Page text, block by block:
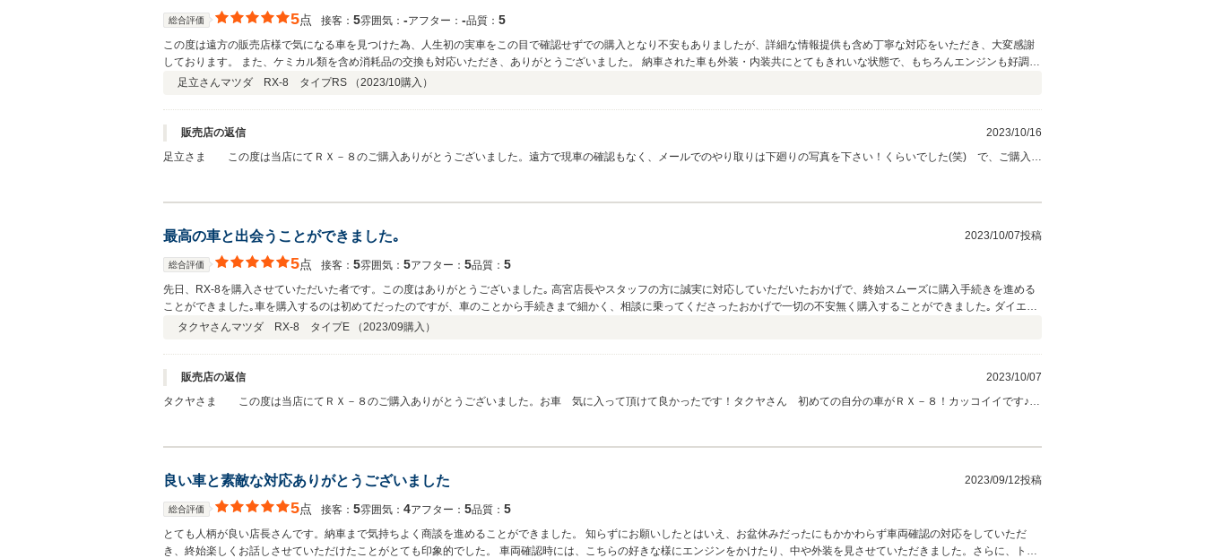
総合評価 5点 接客： 5雰囲気： ‐アフター： ‐品質： 5
この度は遠方の販売店様で気になる車を見つけた為、人生初の実車をこの目で確認せずでの購入となり不安もありましたが、詳細な情報提供も含め丁寧な対応をいただき、大変感謝
しております。 また、ケミカル類を含め消耗品の交換も対応いただき、ありがとうございました。 納車された車も外装・内装共にとてもきれいな状態で、もちろんエンジンも好調で
楽しんで乗っております。 またご縁がありましたらよろしくお願いいたします。
足立さんマツダ RX-8 タイプRS （2023/10購入）
販売店の返信
2023/10/16
足立さま この度は当店にてＲＸ－８のご購入ありがとうございました。遠方で現車の確認もなく、メールでのやり取りは下廻りの写真を下さい！くらいでした(笑) で、ご購入の
最高の車と出会うことができました｡ 2023/10/07投稿
総合評価 5点 接客： 5雰囲気： 5アフター： 5品質： 5
先日、RX-8を購入させていただいた者です。この度はありがとうございました｡ 高宮店長やスタッフの方に誠実に対応していただいたおかげで、終始スムーズに購入手続きを進める
ことができました｡車を購入するのは初めてだったのですが、車のことから手続きまで細かく、相談に乗ってくださったおかげで一切の不安無く購入することができました｡ ダイエツ
オートさんのおかげで、最高の車に出会うことができました｡本当にありがとうございました！
タクヤさんマツダ RX-8 タイプE （2023/09購入）
販売店の返信
2023/10/07
タクヤさま この度は当店にてＲＸ－８のご購入ありがとうございました。お車 気に入って頂けて良かったです！タクヤさん 初めての自分の車がＲＸ－８！カッコイイです♪
良い車と素敵な対応ありがとうございました 2023/09/12投稿
総合評価 5点 接客： 5雰囲気： 4アフター： 5品質： 5
とても人柄が良い店長さんです。納車まで気持ちよく商談を進めることができました。 知らずにお願いしたとはいえ、お盆休みだったにもかかわらず車両確認の対応をしていただ
き、終始楽しくお話しさせていただけたことがとても印象的でした。 車両確認時には、こちらの好きな様にエンジンをかけたり、中や外装を見させていただきました。さらに、トラ